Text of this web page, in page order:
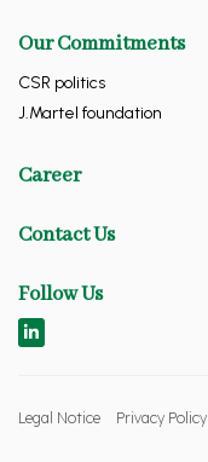
Our Commitments
CSR politics
J.Martel foundation
Career
Contact Us
Follow Us
Legal Notice Privacy Policy